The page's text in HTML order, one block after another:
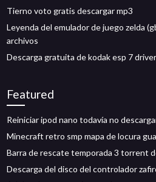
Tierno voto gratis descargar mp3
Leyenda del emulador de juego zelda
archivos
Descarga gratuita de kodak esp 7 driver
Featured
Reiniciar ipod nano todavía no
Minecraft retro smp mapa de locura
Barra de rescate temporada 3 torrent
Descarga del disco del controlador